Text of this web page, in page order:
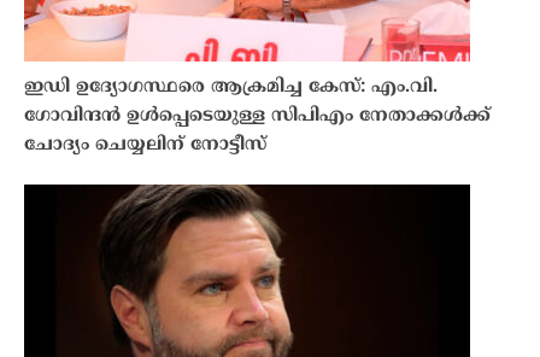
ഇഡി ഉദ്യോഗസ്ഥരെ ആക്രമിച്ച കേസ്: എം.വി.
ഗോവിന്ദൻ ഉൾപ്പെടെയുള്ള സിപിഎം നേതാക്കൾക്ക്
ചോദ്യം ചെയ്യലിന് നോട്ടീസ്